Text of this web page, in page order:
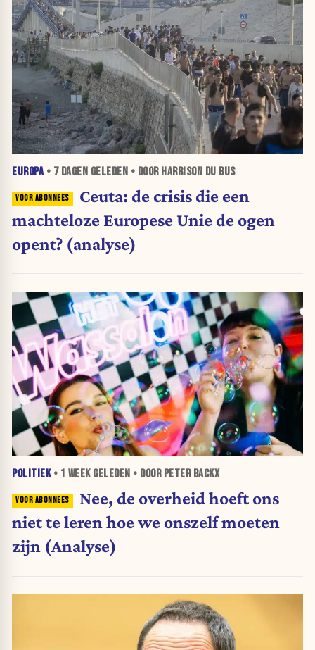
EUROPA• 7 DAGEN GELEDEN • DOOR HARRISON DU BUS
Ceuta: de crisis die een
machteloze Europese Unie de ogen
opent? (analyse)
POLITIEK• 1 WEEKGELEDEN • DOOR PETER BACKX
Nee, de overheid hoeft ons
niet te leren hoe we onszelf moeten
zijn (Analyse)